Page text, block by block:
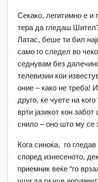
Секако, легитимно е и
тера да гледаш
Латас, беше ти бил
само го следел во
седнувам без
телевизии кои
оние – како не треба!
друго, ќе чуете на кого
врти јазикот кон
снило – оно што му се
Кога синоќа, го
според изнесеното,
приемник веќе “го